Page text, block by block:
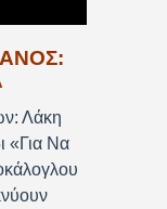
Λάκη
«Για Να